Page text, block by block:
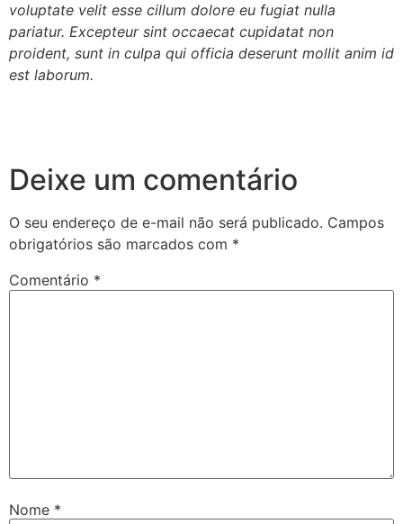
voluptate velit esse cillum dolore eu fugiat nulla
pariatur. Excepteur sint occaecat cupidatat non
proident, sunt in culpa qui officia deserunt mollit anim id
est laborum.
Deixe um comentário
O seu endereço de e-mail não será publicado. Campos
obrigatórios são marcados com *
Comentário *
Nome *